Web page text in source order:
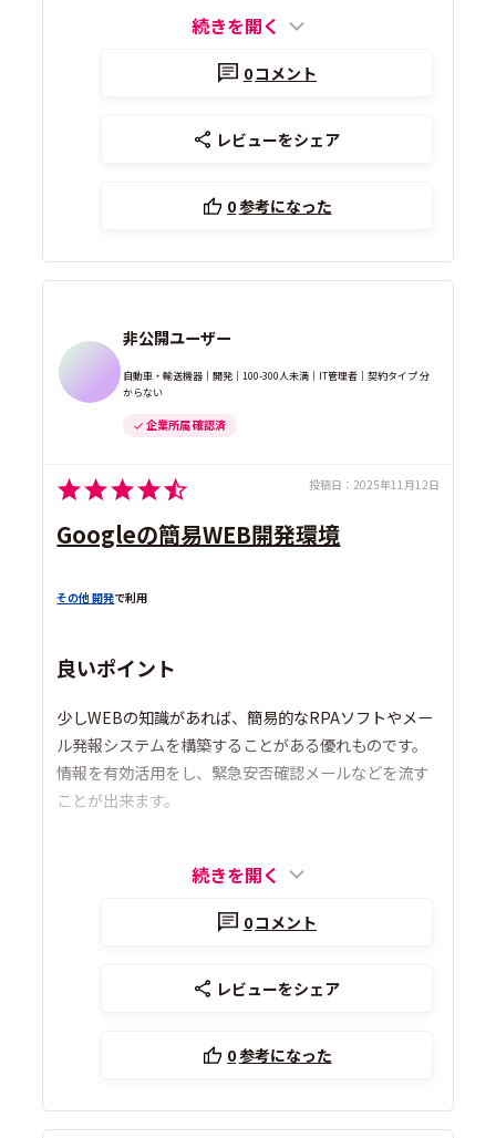
続きを開く
0コメント
レビューをシェア
0参考になった
非公開ユーザー
自動車・輸送機器｜開発｜100-300人未満｜IT管理者｜契約タイプ 分
からない
企業所属 確認済
投稿日： 2025年11月12日
Googleの簡易WEB開発環境
その他 開発で利用
良いポイント
少しWEBの知識があれば、簡易的なRPAソフトやメー
ル発報システムを構築することがある優れものです。
情報を有効活用をし、緊急安否確認メールなどを流す
ことが出来ます。
続きを開く
0コメント
レビューをシェア
0参考になった